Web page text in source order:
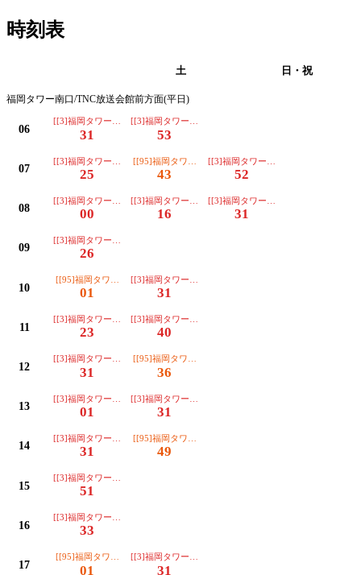
時刻表
土 日・祝
福岡タワー南口/TNC放送会館前方面(平日)
06
[[3]福岡タワー南口TNC]
31
[[3]福岡タワー南口TNC]
53
07
[[3]福岡タワー南口TNC]
25
[[95]福岡タワー南口TNC]
43
[[3]福岡タワー南口TNC]
52
08
[[3]福岡タワー南口TNC]
00
[[3]福岡タワー南口TNC]
16
[[3]福岡タワー南口TNC]
31
09
[[3]福岡タワー南口TNC]
26
10
[[95]福岡タワー南口TNC]
01
[[3]福岡タワー南口TNC]
31
11
[[3]福岡タワー南口TNC]
23
[[3]福岡タワー南口TNC]
40
12
[[3]福岡タワー南口TNC]
31
[[95]福岡タワー南口TNC]
36
13
[[3]福岡タワー南口TNC]
01
[[3]福岡タワー南口TNC]
31
14
[[3]福岡タワー南口TNC]
31
[[95]福岡タワー南口TNC]
49
15
[[3]福岡タワー南口TNC]
51
16
[[3]福岡タワー南口TNC]
33
17
[[95]福岡タワー南口TNC]
01
[[3]福岡タワー南口TNC]
31